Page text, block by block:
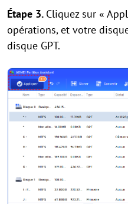
Étape 3. Cliquez sur «
opérations, et votre
disque GPT.